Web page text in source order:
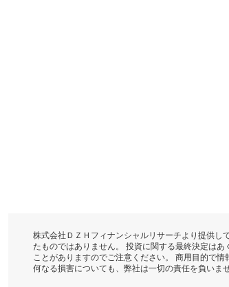
株式会社ＤＺＨフィナンシャルリサーチより提供し
たものではありません。 投資に関する最終決定は
ことがありますのでご注意ください。 商用目的で
何なる損害についても、弊社は一切の責任を負いませ